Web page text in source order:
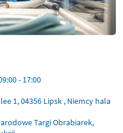
- 17:00
1, 04356 Lipsk , Niemcy hala
Targi Obrabiarek,